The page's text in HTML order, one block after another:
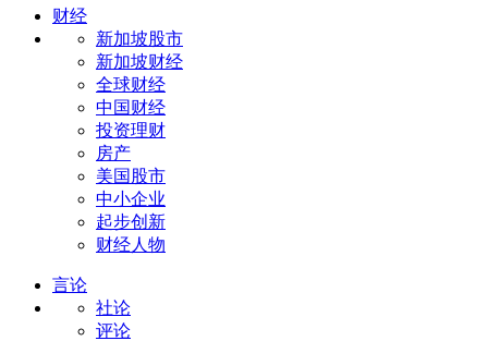
财经
新加坡股市
新加坡财经
全球财经
中国财经
投资理财
房产
美国股市
中小企业
起步创新
财经人物
言论
社论
评论